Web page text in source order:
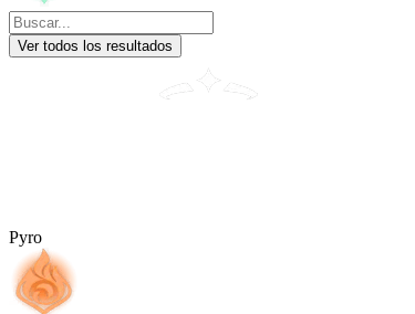
Ver todos los resultados
Pyro